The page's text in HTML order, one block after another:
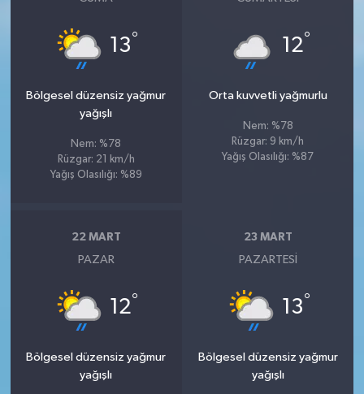
13°
Bölgesel düzensiz yağmur
yağışlı
Nem: %78
Rüzgar: 21 km/h
Yağış Olasılığı: %89
12°
Orta kuvvetli yağmurlu
Nem: %78
Rüzgar: 9 km/h
Yağış Olasılığı: %87
22 MART
PAZAR
12°
Bölgesel düzensiz yağmur
yağışlı
23 MART
PAZARTESI
13°
Bölgesel düzensiz yağmur
yağışlı